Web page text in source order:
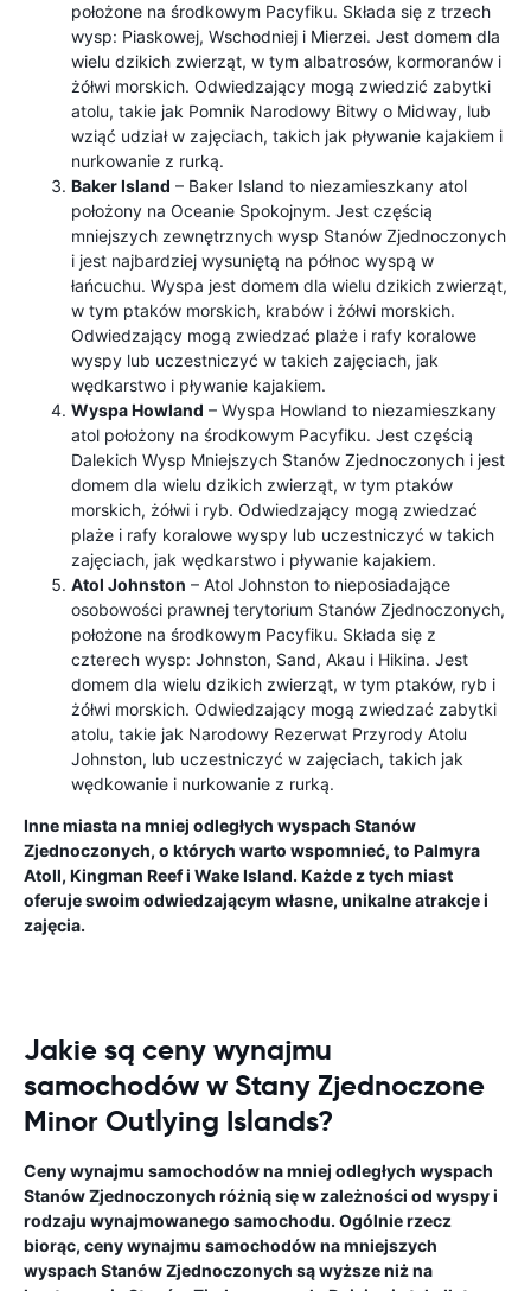
położone na środkowym Pacyfiku. Składa się z trzech
wysp: Piaskowej, Wschodniej i Mierzei. Jest domem dla
wielu dzikich zwierząt, w tym albatrosów, kormoranów i
żółwi morskich. Odwiedzający mogą zwiedzić zabytki
atolu, takie jak Pomnik Narodowy Bitwy o Midway, lub
wziąć udział w zajęciach, takich jak pływanie kajakiem i
nurkowanie z rurką.
Baker Island – Baker Island to niezamieszkany atol
położony na Oceanie Spokojnym. Jest częścią
mniejszych zewnętrznych wysp Stanów Zjednoczonych
i jest najbardziej wysuniętą na północ wyspą w
łańcuchu. Wyspa jest domem dla wielu dzikich zwierząt,
w tym ptaków morskich, krabów i żółwi morskich.
Odwiedzający mogą zwiedzać plaże i rafy koralowe
wyspy lub uczestniczyć w takich zajęciach, jak
wędkarstwo i pływanie kajakiem.
Wyspa Howland – Wyspa Howland to niezamieszkany
atol położony na środkowym Pacyfiku. Jest częścią
Dalekich Wysp Mniejszych Stanów Zjednoczonych i jest
domem dla wielu dzikich zwierząt, w tym ptaków
morskich, żółwi i ryb. Odwiedzający mogą zwiedzać
plaże i rafy koralowe wyspy lub uczestniczyć w takich
zajęciach, jak wędkarstwo i pływanie kajakiem.
Atol Johnston – Atol Johnston to nieposiadające
osobowości prawnej terytorium Stanów Zjednoczonych,
położone na środkowym Pacyfiku. Składa się z
czterech wysp: Johnston, Sand, Akau i Hikina. Jest
domem dla wielu dzikich zwierząt, w tym ptaków, ryb i
żółwi morskich. Odwiedzający mogą zwiedzać zabytki
atolu, takie jak Narodowy Rezerwat Przyrody Atolu
Johnston, lub uczestniczyć w zajęciach, takich jak
wędkowanie i nurkowanie z rurką.
Inne miasta na mniej odległych wyspach Stanów
Zjednoczonych, o których warto wspomnieć, to Palmyra
Atoll, Kingman Reef i Wake Island. Każde z tych miast
oferuje swoim odwiedzającym własne, unikalne atrakcje i
zajęcia.
Jakie są ceny wynajmu
samochodów w Stany Zjednoczone
Minor Outlying Islands?
Ceny wynajmu samochodów na mniej odległych wyspach
Stanów Zjednoczonych różnią się w zależności od wyspy i
rodzaju wynajmowanego samochodu. Ogólnie rzecz
biorąc, ceny wynajmu samochodów na mniejszych
wyspach Stanów Zjednoczonych są wyższe niż na